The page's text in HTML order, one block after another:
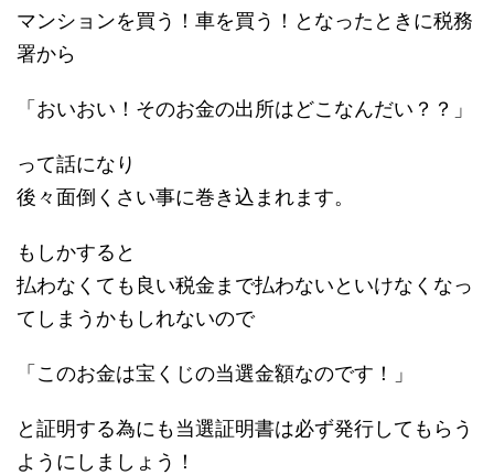
マンションを買う！車を買う！となったときに税務
署から
「おいおい！そのお金の出所はどこなんだい？？」
って話になり
後々面倒くさい事に巻き込まれます。
もしかすると
払わなくても良い税金まで払わないといけなくなっ
てしまうかもしれないので
「このお金は宝くじの当選金額なのです！」
と証明する為にも当選証明書は必ず発行してもらう
ようにしましょう！